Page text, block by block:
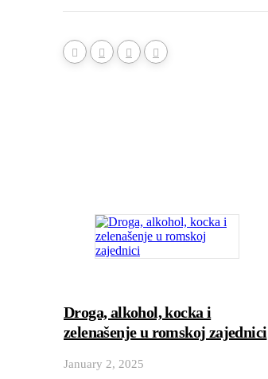
Droga, alkohol, kocka i
zelenašenje u romskoj zajednici
January 2, 2025